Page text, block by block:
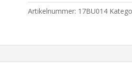
Menge
Artikelnummer: 17BU014